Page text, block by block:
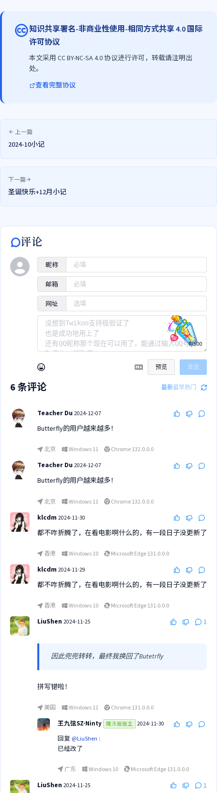
知识共享署名-非商业性使用-相同方式共享 4.0 国际
许可协议
本文采用 CC BY-NC-SA 4.0 协议进行许可，转载请注明出
处。
查看完整协议
上一篇
2024-10小记
下一篇
圣诞快乐+12月小记
评论
昵称
邮箱
网址
0/500
预览 发送
6条评论 最新最早热门
Teacher Du 2024-12-07
Butterfly的用户越来越多！
北京 Windows 11 Chrome 132.0.0.0
Teacher Du 2024-12-07
Butterfly的用户越来越多！
北京 Windows 11 Chrome 132.0.0.0
klcdm 2024-11-30
都不咋折腾了，在看电影啊什么的，有一段日子没更新了
香港 Windows 10 Microsoft Edge 131.0.0.0
klcdm 2024-11-29
都不咋折腾了，在看电影啊什么的，有一段日子没更新了
香港 Windows 10 Microsoft Edge 131.0.0.0
LiuShen 2024-11-25 1
因此兜兜转转，最终我换回了Butetrfly
拼写错啦！
美国 Windows 11
Chrome 131.0.0.0
王九弦SZ·Ninty
魔法屋屋主 2024-11-30
回复@LiuShen :
已经改了
广东 Windows 10 Microsoft Edge 131.0.0.0
LiuShen 2024-11-25 1